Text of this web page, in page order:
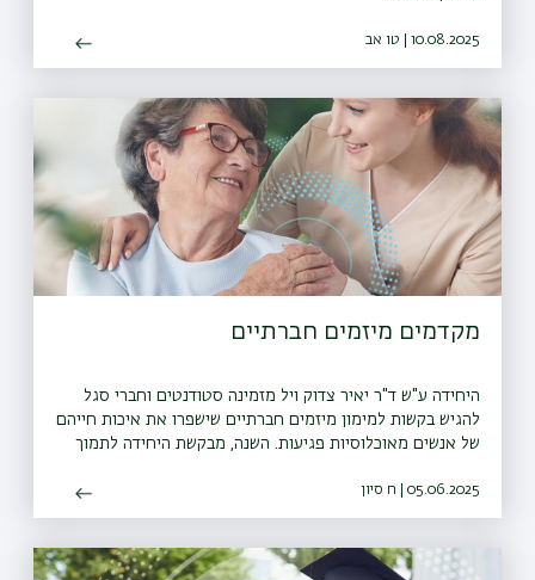
10.08.2025 | טו אב
מקדמים מיזמים חברתיים
היחידה ע"ש ד"ר יאיר צדוק ויל מזמינה סטודנטים וחברי סגל
להגיש בקשות למימון מיזמים חברתיים שישפרו את איכות חייהם
של אנשים מאוכלוסיות פגיעות. השנה, מבקשת היחידה לתמוך
05.06.2025 | ח סיון